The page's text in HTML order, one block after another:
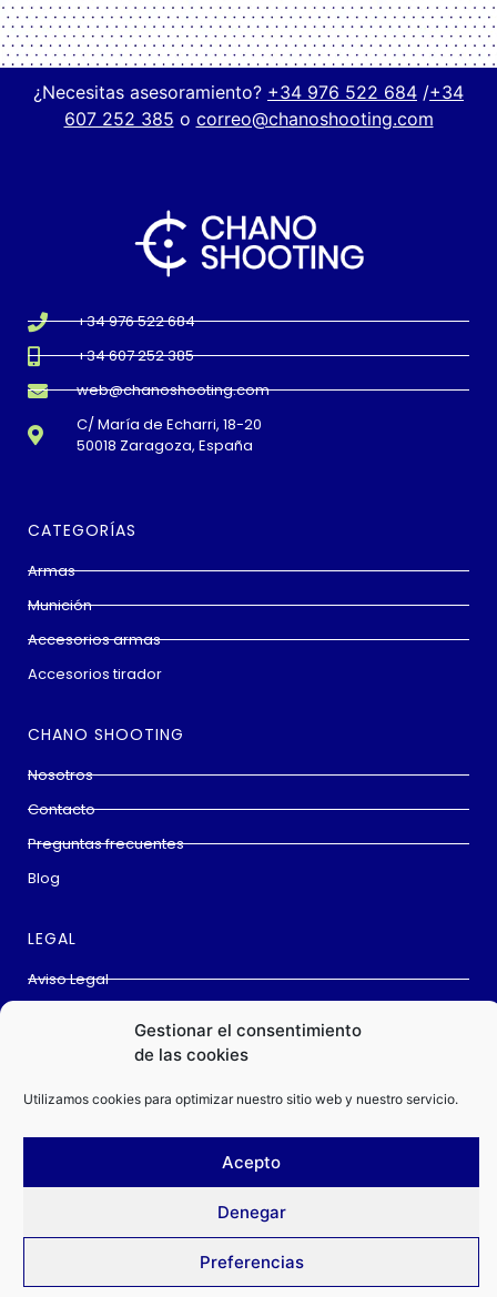
Gestionar el consentimiento
de las cookies
Utilizamos cookies para optimizar nuestro sitio web y nuestro servicio.
Acepto
Denegar
Preferencias
¿Necesitas asesoramiento? +34 976 522 684 /+34
607 252 385 o correo@chanoshooting.com
+34 976 522 684
+34 607 252 385
web@chanoshooting.com
C/ María de Echarri, 18-20
50018 Zaragoza, España
CATEGORÍAS
Armas
Munición
Accesorios armas
Accesorios tirador
CHANO SHOOTING
Nosotros
Contacto
Preguntas frecuentes
Blog
LEGAL
Aviso Legal
Política privacidad
ChanoShooting © All rights reserved
Cookiespara garantizar que obtenga la mejor
experiencia en nuestro sitio web.
ACEPTAR